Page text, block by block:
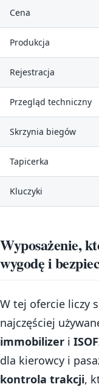
Cena
Produkcja
Rejestracja
Przegląd techniczny
Skrzynia biegów
Tapicerka
Kluczyki
Wyposażenie,
wygodę i
W tej ofercie liczy
najczęściej
immobilizer i
dla kierowcy i
kontrola trakcji,